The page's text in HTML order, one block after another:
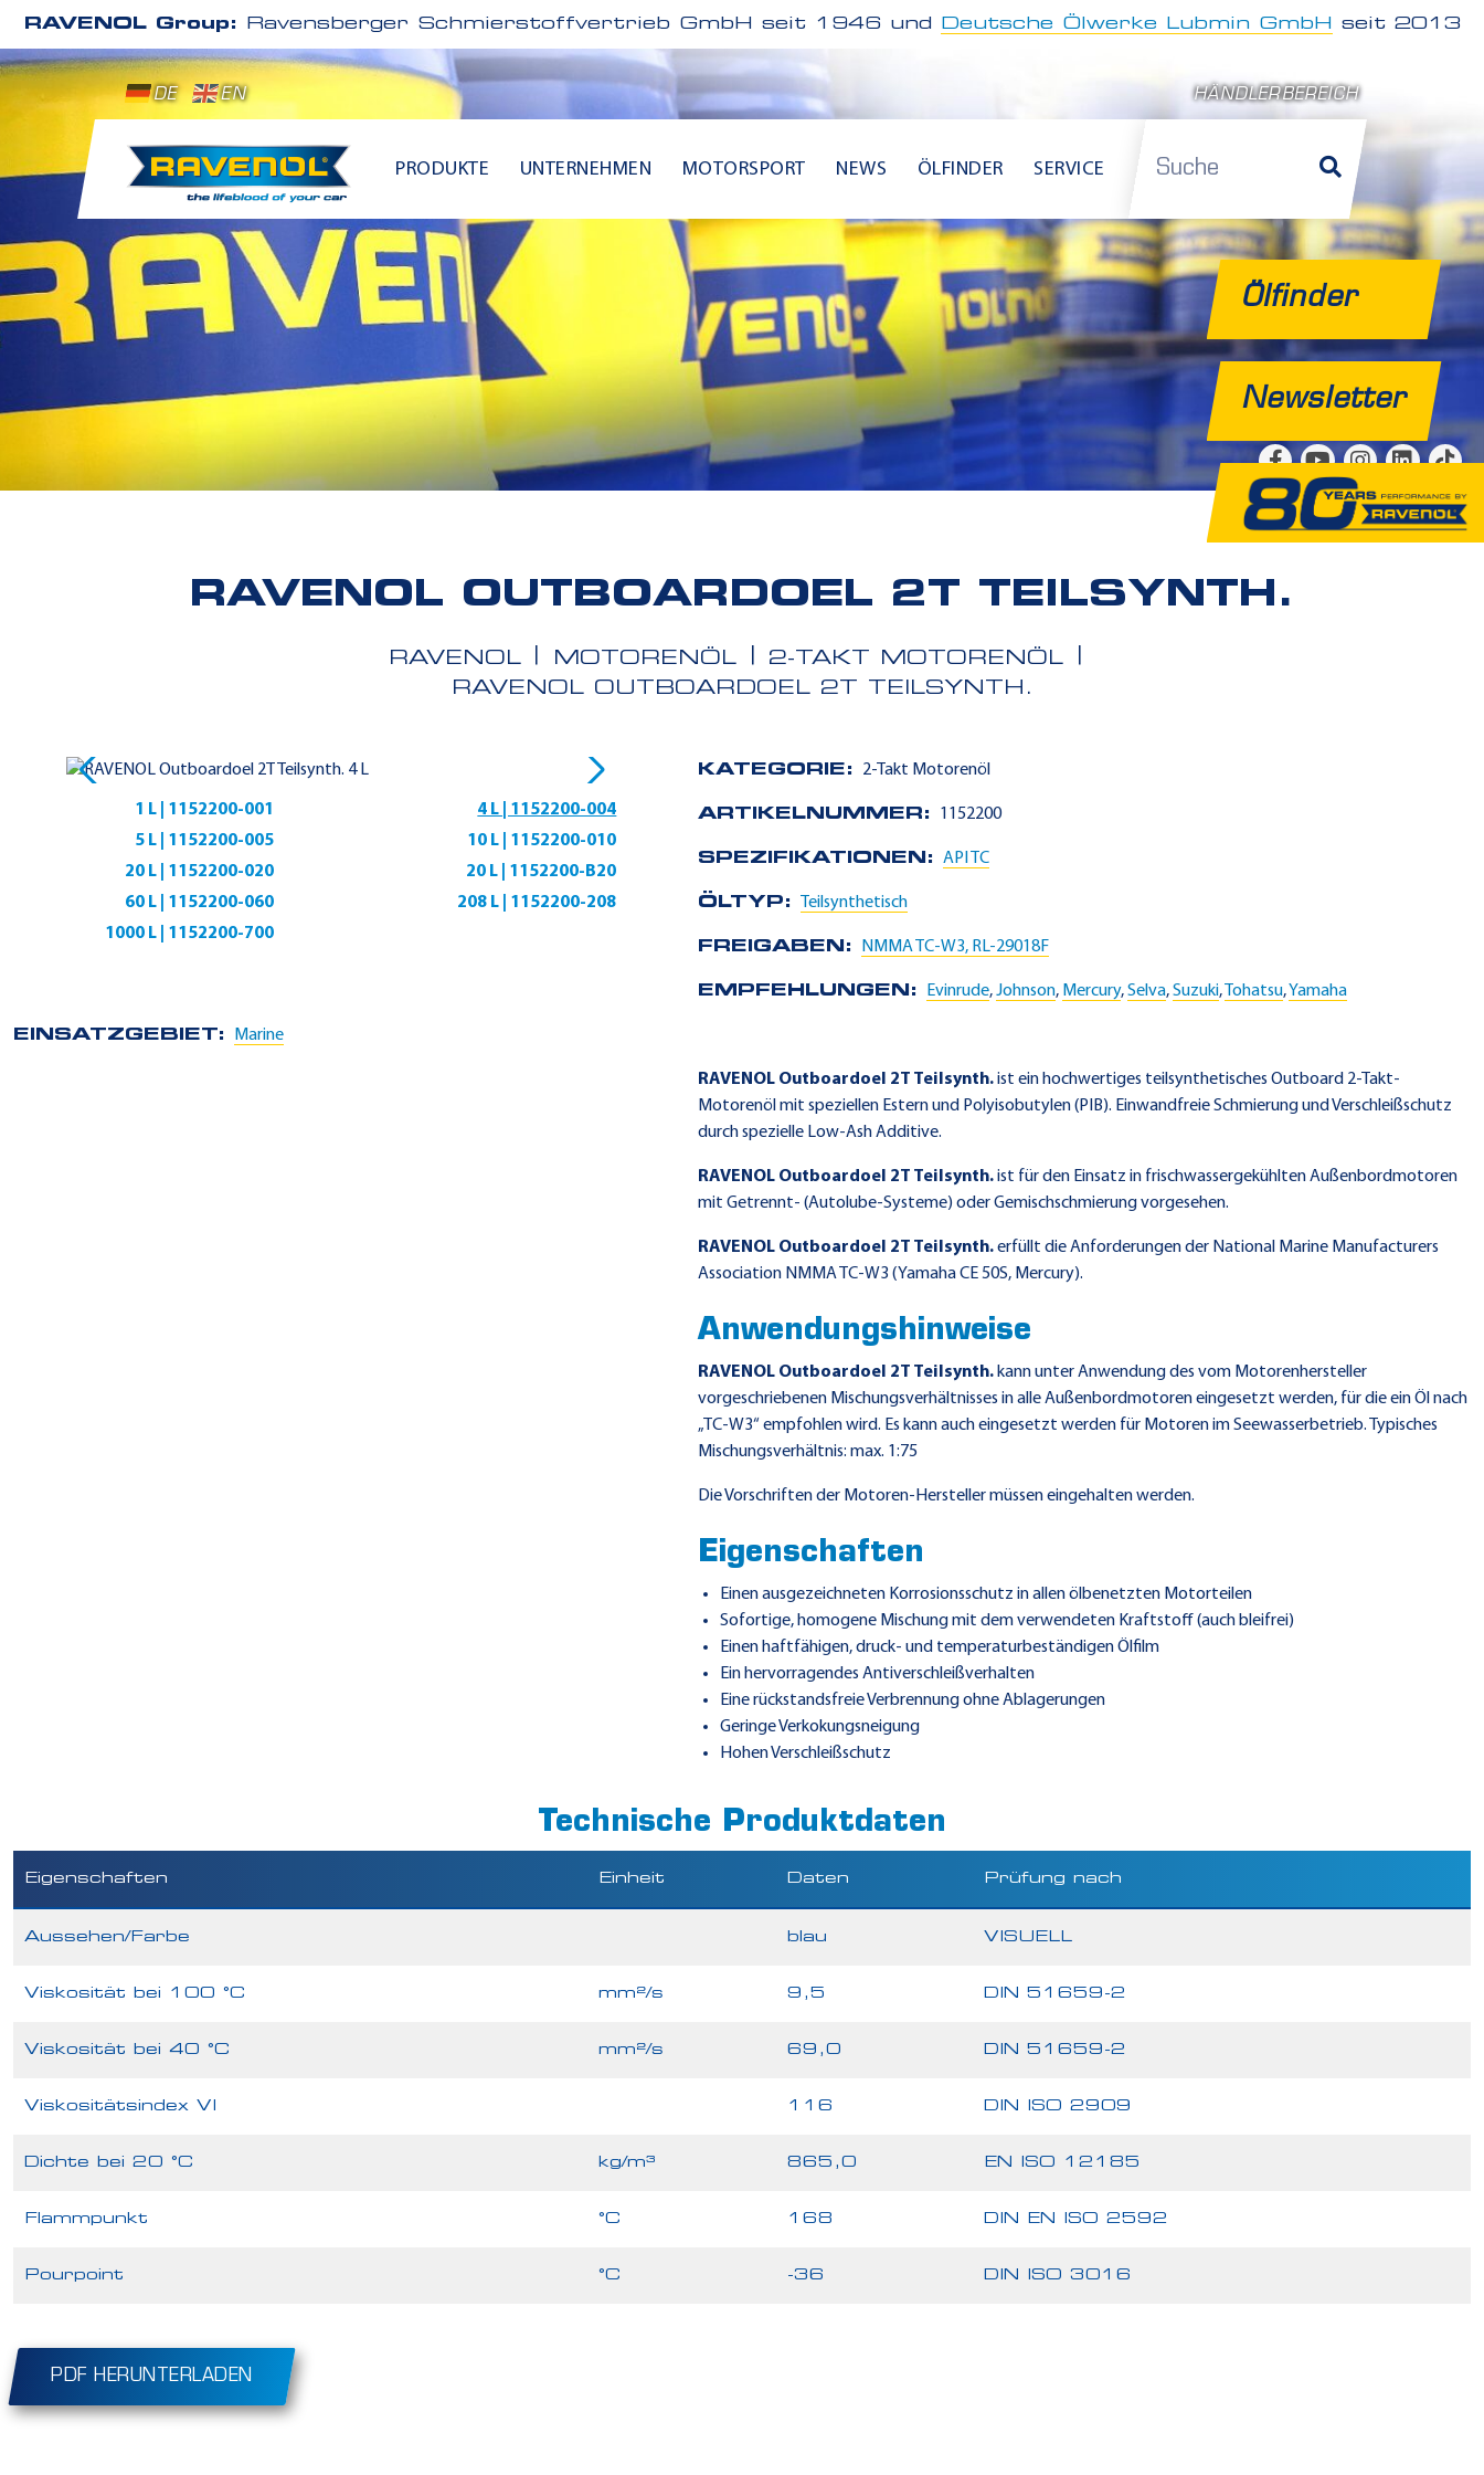
RAVENOL Group: Ravensberger Schmierstoffvertrieb GmbH seit 1946 und Deutsche Ölwerke Lubmin GmbH seit 2013
DE EN HÄNDLERBEREICH
PRODUKTE UNTERNEHMEN MOTORSPORT NEWS ÖLFINDER SERVICE Suche
Ölfinder
Newsletter
RAVENOL OUTBOARDOEL 2T TEILSYNTH.
RAVENOL MOTORENÖL
2-TAKT MOTORENÖL
RAVENOL OUTBOARDOEL 2T TEILSYNTH.
1 L | 1152200-001
4 L | 1152200-004
5 L | 1152200-005
10 L | 1152200-010
20 L | 1152200-020
20 L | 1152200-B20
60 L | 1152200-060
208 L | 1152200-208
1000 L | 1152200-700
KATEGORIE: 2-Takt Motorenöl
ARTIKELNUMMER: 1152200
SPEZIFIKATIONEN:API TC
ÖLTYP: Teilsynthetisch
FREIGABEN: NMMA TC-W3, RL-29018F
EMPFEHLUNGEN: Evinrude,Johnson, Mercury,Selva,Suzuki, Tohatsu,Yamaha
EINSATZGEBIET: Marine
RAVENOL Outboardoel 2T Teilsynth.ist ein hochwertiges teilsynthetisches Outboard 2-Takt-
Motorenöl mit speziellen Estern und Polyisobutylen (PIB). Einwandfreie Schmierung und Verschleißschutz
durch spezielle Low-Ash Additive.
RAVENOL Outboardoel 2T Teilsynth.ist für den Einsatz in frischwassergekühlten Außenbordmotoren
mit Getrennt- (Autolube-Systeme) oder Gemischschmierung vorgesehen.
RAVENOL Outboardoel 2T Teilsynth.erfüllt die Anforderungen der National Marine Manufacturers
Association NMMA TC-W3 (Yamaha CE 50S, Mercury).
Anwendungshinweise
RAVENOL Outboardoel 2T Teilsynth. kann unter Anwendung des vom Motorenhersteller
vorgeschriebenen Mischungsverhältnisses in alle Außenbordmotoren eingesetzt werden, für die ein Öl nach
„TC-W3“ empfohlen wird. Es kann auch eingesetzt werden für Motoren im Seewasserbetrieb. Typisches
Mischungsverhältnis: max. 1:75
Die Vorschriften der Motoren-Hersteller müssen eingehalten werden.
Eigenschaften
Einen ausgezeichneten Korrosionsschutz in allen ölbenetzten Motorteilen
Sofortige, homogene Mischung mit dem verwendeten Kraftstoff (auch bleifrei)
Einen haftfähigen, druck- und temperaturbeständigen Ölfilm
Ein hervorragendes Antiverschleißverhalten
Eine rückstandsfreie Verbrennung ohne Ablagerungen
Geringe Verkokungsneigung
Hohen Verschleißschutz
Technische Produktdaten
Eigenschaften Einheit Daten Prüfung nach
Aussehen/Farbe blau VISUELL
Viskosität bei 100 °C mm²/s 9,5 DIN 51659-2
Viskosität bei 40 °C mm²/s 69,0 DIN 51659-2
Viskositätsindex VI 116 DIN ISO 2909
Dichte bei 20 °C kg/m³ 865,0 EN ISO 12185
Flammpunkt °C 168 DIN EN ISO 2592
Pourpoint °C -36 DIN ISO 3016
PDF HERUNTERLADEN